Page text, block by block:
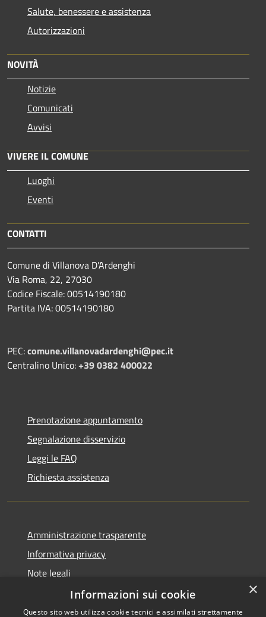
Salute, benessere e assistenza
Autorizzazioni
NOVITÀ
Notizie
Comunicati
Avvisi
VIVERE IL COMUNE
Luoghi
Eventi
CONTATTI
Comune di Villanova D'Ardenghi
Via Roma, 22, 27030
Codice Fiscale: 00514190180
Partita IVA: 00514190180
PEC:comune.villanovadardenghi@pec.it
Centralino Unico:+39 0382 400022
Prenotazione appuntamento
Segnalazione disservizio
Leggi le FAQ
Richiesta assistenza
Amministrazione trasparente
Informativa privacy
Note legali
Dichiarazione di accessibilità
×
Informazioni sui cookie
Questo sito web utilizza cookie tecnici e assimilati strettamente